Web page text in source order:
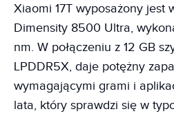
Xiaomi 17T wyposażony jest
Dimensity 8500 Ultra,
nm. W połączeniu z 12 GB
LPDDR5X, daje potężny
wymagającymi grami i
lata, który sprawdzi się w